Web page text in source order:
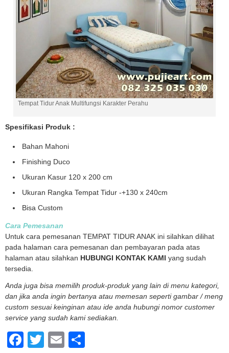
Tempat Tidur Anak Multifungsi Karakter Perahu
Spesifikasi Produk :
Bahan Mahoni
Finishing Duco
Ukuran Kasur 120 x 200 cm
Ukuran Rangka Tempat Tidur -+130 x 240cm
Bisa Custom
Cara Pemesanan
Untuk cara pemesanan TEMPAT TIDUR ANAK ini silahkan dilihat
pada halaman cara pemesanan dan pembayaran pada atas
halaman atau silahkan HUBUNGI KONTAK KAMI yang sudah
tersedia.
Anda juga bisa memilih produk-produk yang lain di menu kategori,
dan jika anda ingin bertanya atau memesan seperti gambar / meng
custom sesuai keinginan atau ide anda hubungi nomor customer
service yang sudah kami sediakan.
Facebook
TwitterEmail